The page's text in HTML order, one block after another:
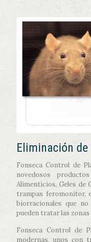
Eliminación
Fonseca Control de
novedosos
Alimenticios, Geles de
trampas feromonitor,
biorracionales que
pueden tratar las
Fonseca Control de
modernas, unos con